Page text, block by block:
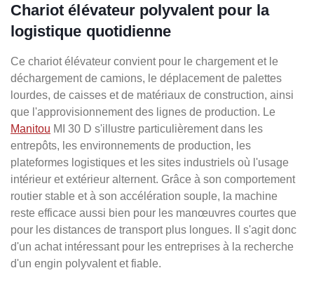
Chariot élévateur polyvalent pour la
logistique quotidienne
Ce chariot élévateur convient pour le chargement et le
déchargement de camions, le déplacement de palettes
lourdes, de caisses et de matériaux de construction, ainsi
que l'approvisionnement des lignes de production. Le
Manitou MI 30 D s'illustre particulièrement dans les
entrepôts, les environnements de production, les
plateformes logistiques et les sites industriels où l'usage
intérieur et extérieur alternent. Grâce à son comportement
routier stable et à son accélération souple, la machine
reste efficace aussi bien pour les manœuvres courtes que
pour les distances de transport plus longues. Il s'agit donc
d'un achat intéressant pour les entreprises à la recherche
d'un engin polyvalent et fiable.